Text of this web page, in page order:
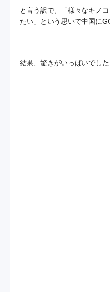
と言う訳で、「様々なキノ
たい」という思いで中国に
結果、驚きがいっぱいでした